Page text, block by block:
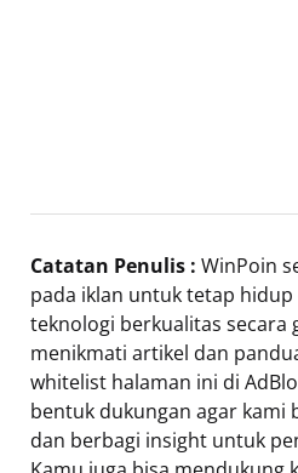
Catatan Penulis : WinPoin
pada iklan untuk tetap
teknologi berkualitas
menikmati artikel dan
whitelist halaman ini di
bentuk dukungan agar kami
dan berbagi insight untuk